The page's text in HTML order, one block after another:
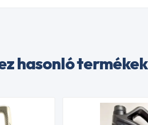
hasonló termékek